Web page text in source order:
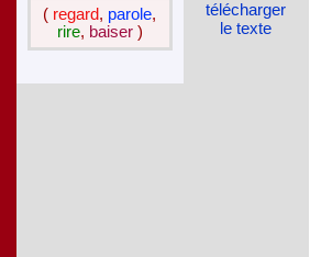
( regard, parole,
rire, baiser)
télé­charger
le texte